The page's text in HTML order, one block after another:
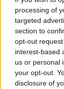
processing of
targeted
section to
opt-out
interest-based
us or personal
your opt-out.
disclosure of
fronteras.